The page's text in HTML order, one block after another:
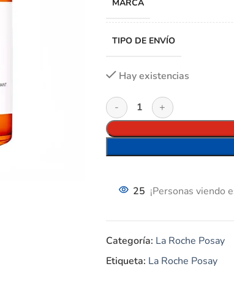
MARCA
TIPO DE ENVÍO
Hay existencias
25 ¡Personas viendo
Categoría: La Roche Posay
Etiqueta: La Roche Posay